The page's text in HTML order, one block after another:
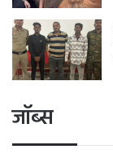
जॉब्स